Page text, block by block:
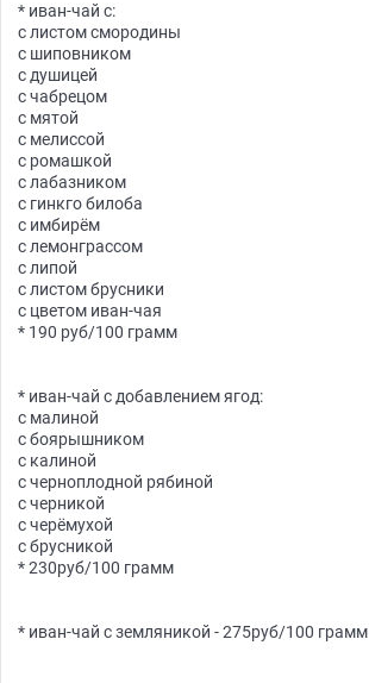
* иван-чай с:
с листом смородины
с шиповником
с душицей
с чабрецом
с мятой
с мелиссой
с ромашкой
с лабазником
с гинкго билоба
с имбирём
с лемонграссом
с липой
с листом брусники
с цветом иван-чая
* 190 руб/100 грамм
* иван-чай с добавлением ягод:
с малиной
с боярышником
с калиной
с черноплодной рябиной
с черникой
с черёмухой
с брусникой
* 230руб/100 грамм
* иван-чай с земляникой - 275руб/100 грамм